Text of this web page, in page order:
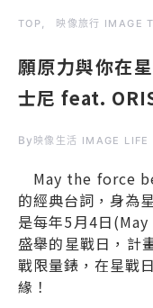
TOP 映像旅行 IMAGE
願原力與你在
士尼 feat.
By 映像生活 IMAGE LIFE
May the force
的經典台詞，身為
是每年5月4日
盛舉的星戰日，計
戰限量錶，在星戰
緣！